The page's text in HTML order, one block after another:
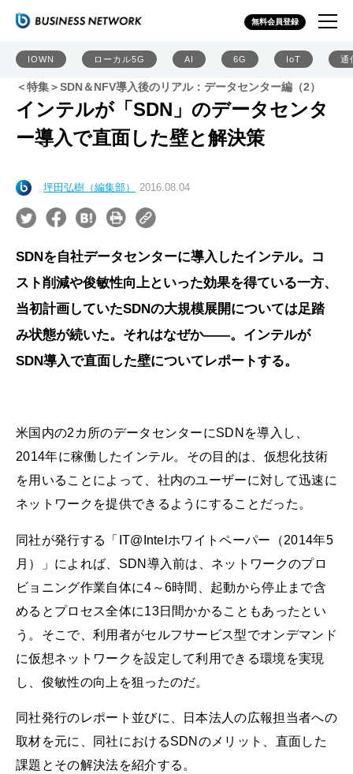
無料会員登録
IOWN ローカル5G AI 6G IoT 通
＜特集＞SDN＆NFV導入後のリアル：データセンター編（2）
インテルが「SDN」のデータセンタ
ー導入で直面した壁と解決策
坪田弘樹（編集部） 2016.08.04
SDNを自社データセンターに導入したインテル。コ
スト削減や俊敏性向上といった効果を得ている一方、
当初計画していたSDNの大規模展開については足踏
み状態が続いた。それはなぜか――。インテルが
SDN導入で直面した壁についてレポートする。
米国内の2カ所のデータセンターにSDNを導入し、
2014年に稼働したインテル。その目的は、仮想化技術
を用いることによって、社内のユーザーに対して迅速に
ネットワークを提供できるようにすることだった。
同社が発行する「IT@Intelホワイトペーパー（2014年5
月）」によれば、SDN導入前は、ネットワークのプロ
ビョニング作業自体に4～6時間、起動から停止まで含
めるとプロセス全体に13日間かかることもあったとい
う。そこで、利用者がセルフサービス型でオンデマンド
に仮想ネットワークを設定して利用できる環境を実現
し、俊敏性の向上を狙ったのだ。
同社発行のレポート並びに、日本法人の広報担当者への
取材を元に、同社におけるSDNのメリット、直面した
課題とその解決法を紹介する。